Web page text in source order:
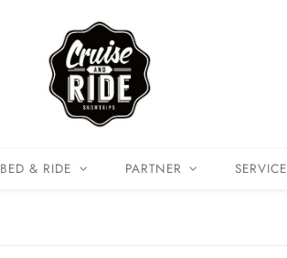
BED & RIDE PARTNER SERVICE